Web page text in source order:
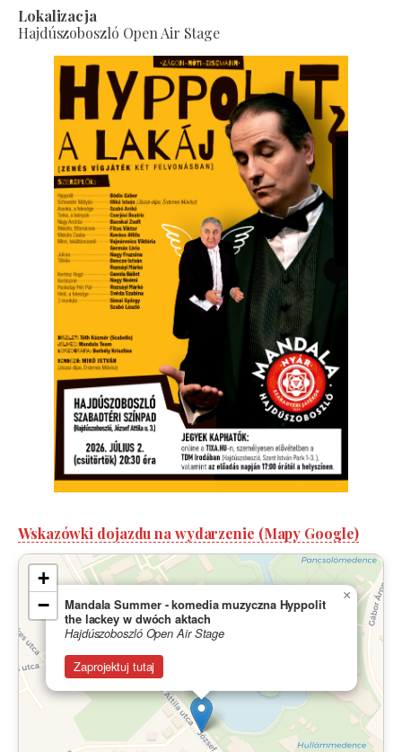
Lokalizacja
Hajdúszoboszló Open Air Stage
Wskazówki dojazdu na wydarzenie (Mapy Google)
Mandala Summer - komedia muzyczna Hyppolit
the lackey w dwóch aktach
Hajdúszoboszló Open Air Stage
Zaprojektuj tutaj
×
+
−